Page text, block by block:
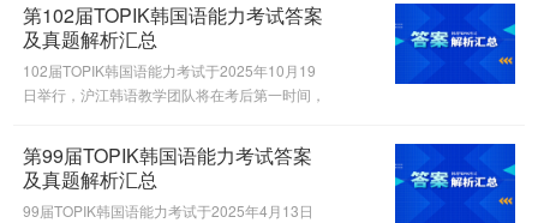
第102届TOPIK韩国语能力考试答案
及真题解析汇总
102届TOPIK韩国语能力考试于2025年10月19
日举行，沪江韩语教学团队将在考后第一时间，
第99届TOPIK韩国语能力考试答案
及真题解析汇总
99届TOPIK韩国语能力考试于2025年4月13日